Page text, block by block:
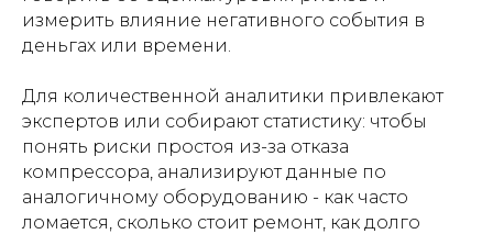
измерить влияние негативного события в
деньгах или времени.
Для количественной аналитики привлекают
экспертов или собирают статистику: чтобы
понять риски простоя из-за отказа
компрессора, анализируют данные по
аналогичному оборудованию - как часто
ломается, сколько стоит ремонт, как долго